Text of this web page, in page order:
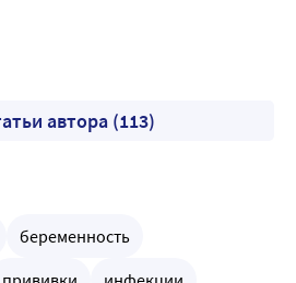
автора (113)
беременность